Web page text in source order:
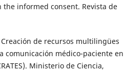
informed consent. Revista de
Creación de recursos multilingües
comunicación médico-paciente en
Ministerio de Ciencia,